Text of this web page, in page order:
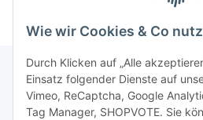
Wie wir Cookies & Co
Durch Klicken auf „Alle
Einsatz folgender Dienste auf
Vimeo, ReCaptcha, Google
Tag Manager, SHOPVOTE. Sie
Newsletter